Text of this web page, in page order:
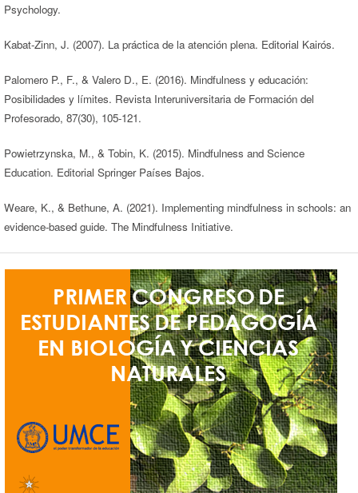
Psychology.
Kabat-Zinn, J. (2007). La práctica de la atención plena. Editorial Kairós.
Palomero P., F., & Valero D., E. (2016). Mindfulness y educación:
Posibilidades y límites. Revista Interuniversitaria de Formación del
Profesorado, 87(30), 105-121.
Powietrzynska, M., & Tobin, K. (2015). Mindfulness and Science
Education. Editorial Springer Países Bajos.
Weare, K., & Bethune, A. (2021). Implementing mindfulness in schools: an
evidence-based guide. The Mindfulness Initiative.